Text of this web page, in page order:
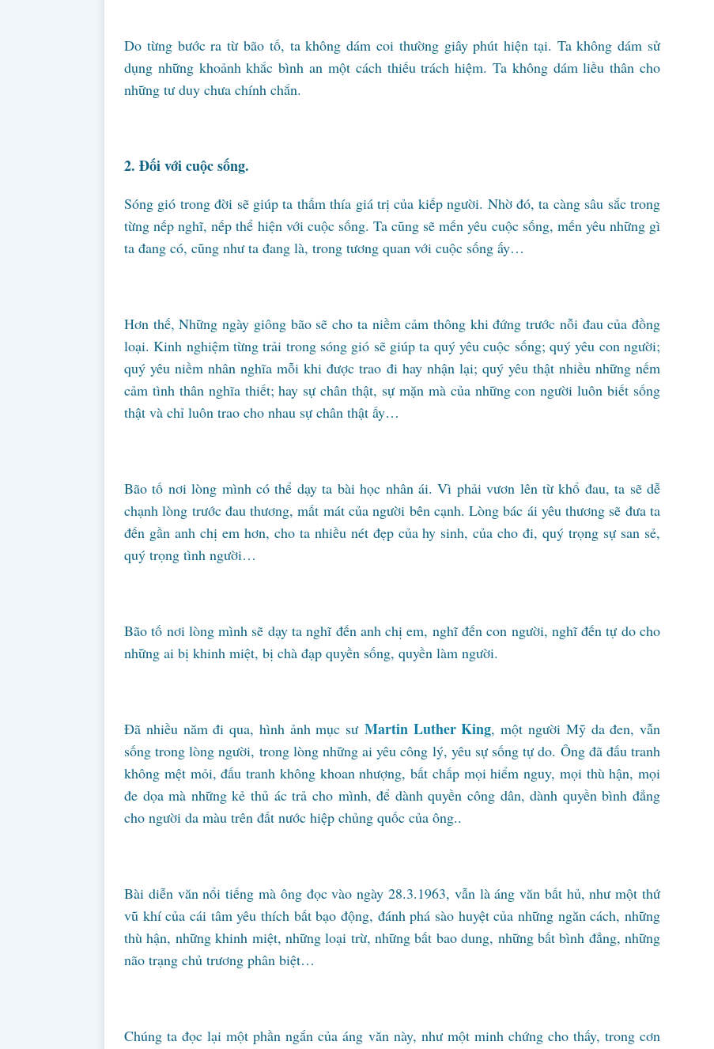
Do từng bước ra từ bão tố, ta không dám coi thường giây phút hiện tại. Ta không dám sử
dụng những khoảnh khắc bình an một cách thiếu trách hiệm. Ta không dám liều thân cho
những tư duy chưa chính chắn.
2. Đối với cuộc sống.
Sóng gió trong đời sẽ giúp ta thấm thía giá trị của kiếp người. Nhờ đó, ta càng sâu sắc trong
từng nếp nghĩ, nếp thể hiện với cuộc sống. Ta cũng sẽ mến yêu cuộc sống, mến yêu những gì
ta đang có, cũng như ta đang là, trong tương quan với cuộc sống ấy…
Hơn thế, Những ngày giông bão sẽ cho ta niềm cảm thông khi đứng trước nỗi đau của đồng
loại. Kinh nghiệm từng trải trong sóng gió sẽ giúp ta quý yêu cuộc sống; quý yêu con người;
quý yêu niềm nhân nghĩa mỗi khi được trao đi hay nhận lại; quý yêu thật nhiều những nếm
cảm tình thân nghĩa thiết; hay sự chân thật, sự mặn mà của những con người luôn biết sống
thật và chỉ luôn trao cho nhau sự chân thật ấy…
Bão tố nơi lòng mình có thể dạy ta bài học nhân ái. Vì phải vươn lên từ khổ đau, ta sẽ dễ
chạnh lòng trước đau thương, mất mát của người bên cạnh. Lòng bác ái yêu thương sẽ đưa ta
đến gần anh chị em hơn, cho ta nhiều nét đẹp của hy sinh, của cho đi, quý trọng sự san sẻ,
quý trọng tình người…
Bão tố nơi lòng mình sẽ dạy ta nghĩ đến anh chị em, nghĩ đến con người, nghĩ đến tự do cho
những ai bị khinh miệt, bị chà đạp quyền sống, quyền làm người.
Đã nhiều năm đi qua, hình ảnh mục sư Martin Luther King, một người Mỹ da đen, vẫn
sống trong lòng người, trong lòng những ai yêu công lý, yêu sự sống tự do. Ông đã đấu tranh
không mệt mỏi, đấu tranh không khoan nhượng, bất chấp mọi hiểm nguy, mọi thù hận, mọi
đe dọa mà những kẻ thủ ác trả cho mình, để dành quyền công dân, dành quyền bình đẳng
cho người da màu trên đất nước hiệp chủng quốc của ông..
Bài diễn văn nổi tiếng mà ông đọc vào ngày 28.3.1963, vẫn là áng văn bất hủ, như một thứ
vũ khí của cái tâm yêu thích bất bạo động, đánh phá sào huyệt của những ngăn cách, những
thù hận, những khinh miệt, những loại trừ, những bất bao dung, những bất bình đẳng, những
não trạng chủ trương phân biệt…
Chúng ta đọc lại một phần ngắn của áng văn này, như một minh chứng cho thấy, trong cơn